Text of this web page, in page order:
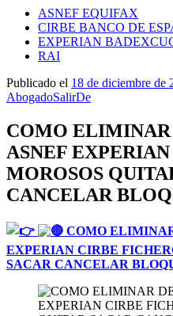
ASNEF EQUIFAX
CIRBE BANCO DE
EXPERIAN
RAI
Publicado el 18 de diciembre de
AbogadoSalirDe
COMO ELIMINAR
ASNEF
MOROSOS
CANCELAR
COMO
EXPERIAN CIRBE
SACAR CANCELAR